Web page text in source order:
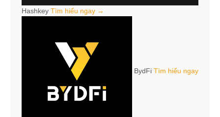
Hashkey Tìm hiểu ngay →
BydFi Tìm hiểu ngay